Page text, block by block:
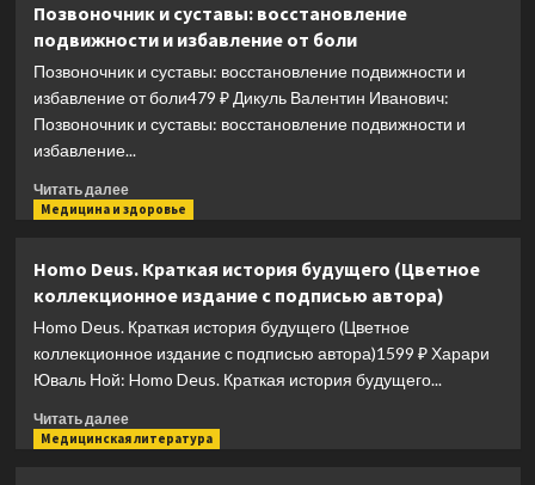
медицинской
сестры
Позвоночник и суставы: восстановление
подвижности и избавление от боли
Позвоночник и суставы: восстановление подвижности и
избавление от боли479 ₽ Дикуль Валентин Иванович:
Позвоночник и суставы: восстановление подвижности и
избавление...
Читать далееПрочитать
больше
и
суставы:
восстановление
избавление
от
боли
Медицина и здоровье
Homo Deus. Краткая история будущего (Цветное
коллекционное издание с подписью автора)
Homo Deus. Краткая история будущего (Цветное
коллекционное издание с подписью автора)1599 ₽ Харари
Юваль Ной: Homo Deus. Краткая история будущего...
Читать далееПрочитать
больше
Медицинская литература